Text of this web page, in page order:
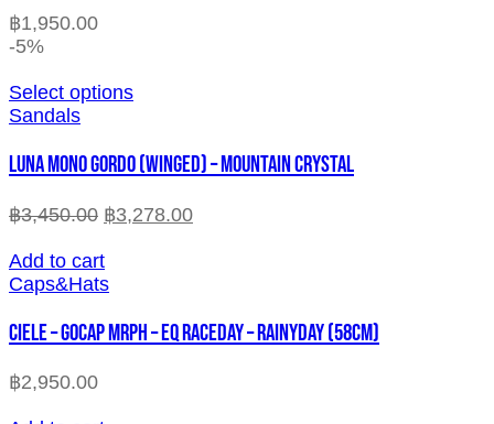
฿1,950.00
-5%
Select options
Sandals
LUNA MONO GORDO (WINGED) – MOUNTAIN CRYSTAL
฿3,450.00 ฿3,278.00
Add to cart
Caps&Hats
CIELE – GOCAP MRPH – EQ RACEDAY – RAINYDAY (58cm)
฿2,950.00